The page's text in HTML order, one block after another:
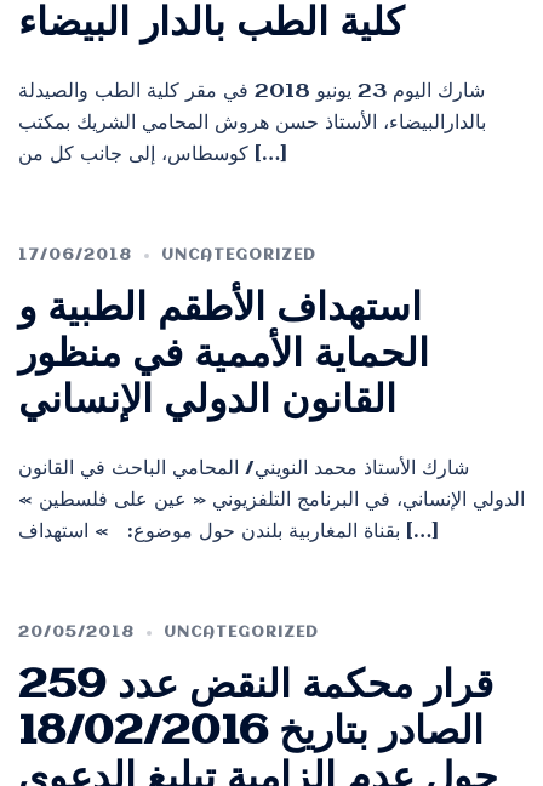
كلية الطب بالدار البيضاء
شارك اليوم 23 يونيو 2018 في مقر كلية الطب والصيدلة
بالدارالبيضاء، الأستاذ حسن هروش المحامي الشريك بمكتب
كوسطاس، إلى جانب كل من […]
17/06/2018 UNCATEGORIZED
استهداف الأطقم الطبية و
الحماية الأممية في منظور
القانون الدولي الإنساني
شارك الأستاذ محمد النويني/ المحامي الباحث في القانون
الدولي الإنساني، في البرنامج التلفزيوني « عين على فلسطين »
بقناة المغاربية بلندن حول موضوع: » استهداف […]
20/05/2018 UNCATEGORIZED
قرار محكمة النقض عدد 259
الصادر بتاريخ 18/02/2016